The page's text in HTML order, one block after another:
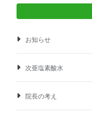
お知らせ
次亜塩素酸水
院長の考え